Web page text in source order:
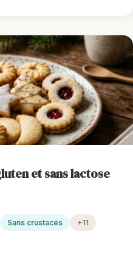
et sans lactose
Sans crustacés +11